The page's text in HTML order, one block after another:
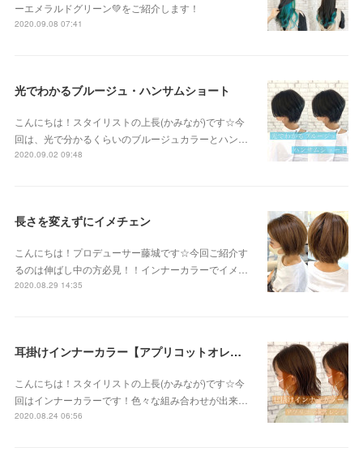
ーエメラルドグリーン💚をご紹介します！
2020.09.08 07:41
光でわかるブルージュ・ハンサムショート
こんにちは！スタイリストの上長(かみなが)です☆今
回は、光で分かるくらいのブルージュカラーとハン…
2020.09.02 09:48
長さを変えずにイメチェン
こんにちは！プロデューサー藤城です☆今回ご紹介す
るのは伸ばし中の方必見！！インナーカラーでイメ…
2020.08.29 14:35
耳掛けインナーカラー【アプリコットオレンジ】
こんにちは！スタイリストの上長(かみなが)です☆今
回はインナーカラーです！色々な組み合わせが出来…
2020.08.24 06:56